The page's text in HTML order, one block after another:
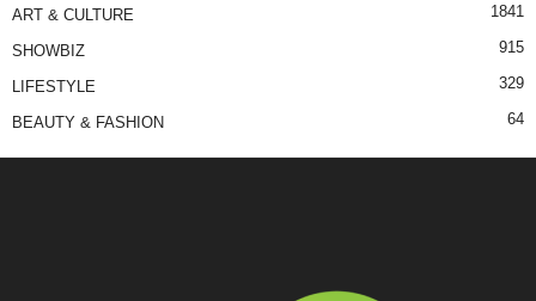
ART & CULTURE 1841
SHOWBIZ 915
LIFESTYLE 329
BEAUTY & FASHION 64